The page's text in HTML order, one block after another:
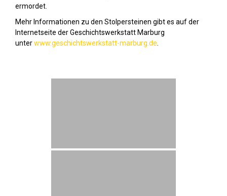
ermordet.
Mehr Informationen zu den Stolpersteinen gibt es auf der
Internetseite der Geschichtswerkstatt Marburg
unterwww.geschichtswerkstatt-marburg.de